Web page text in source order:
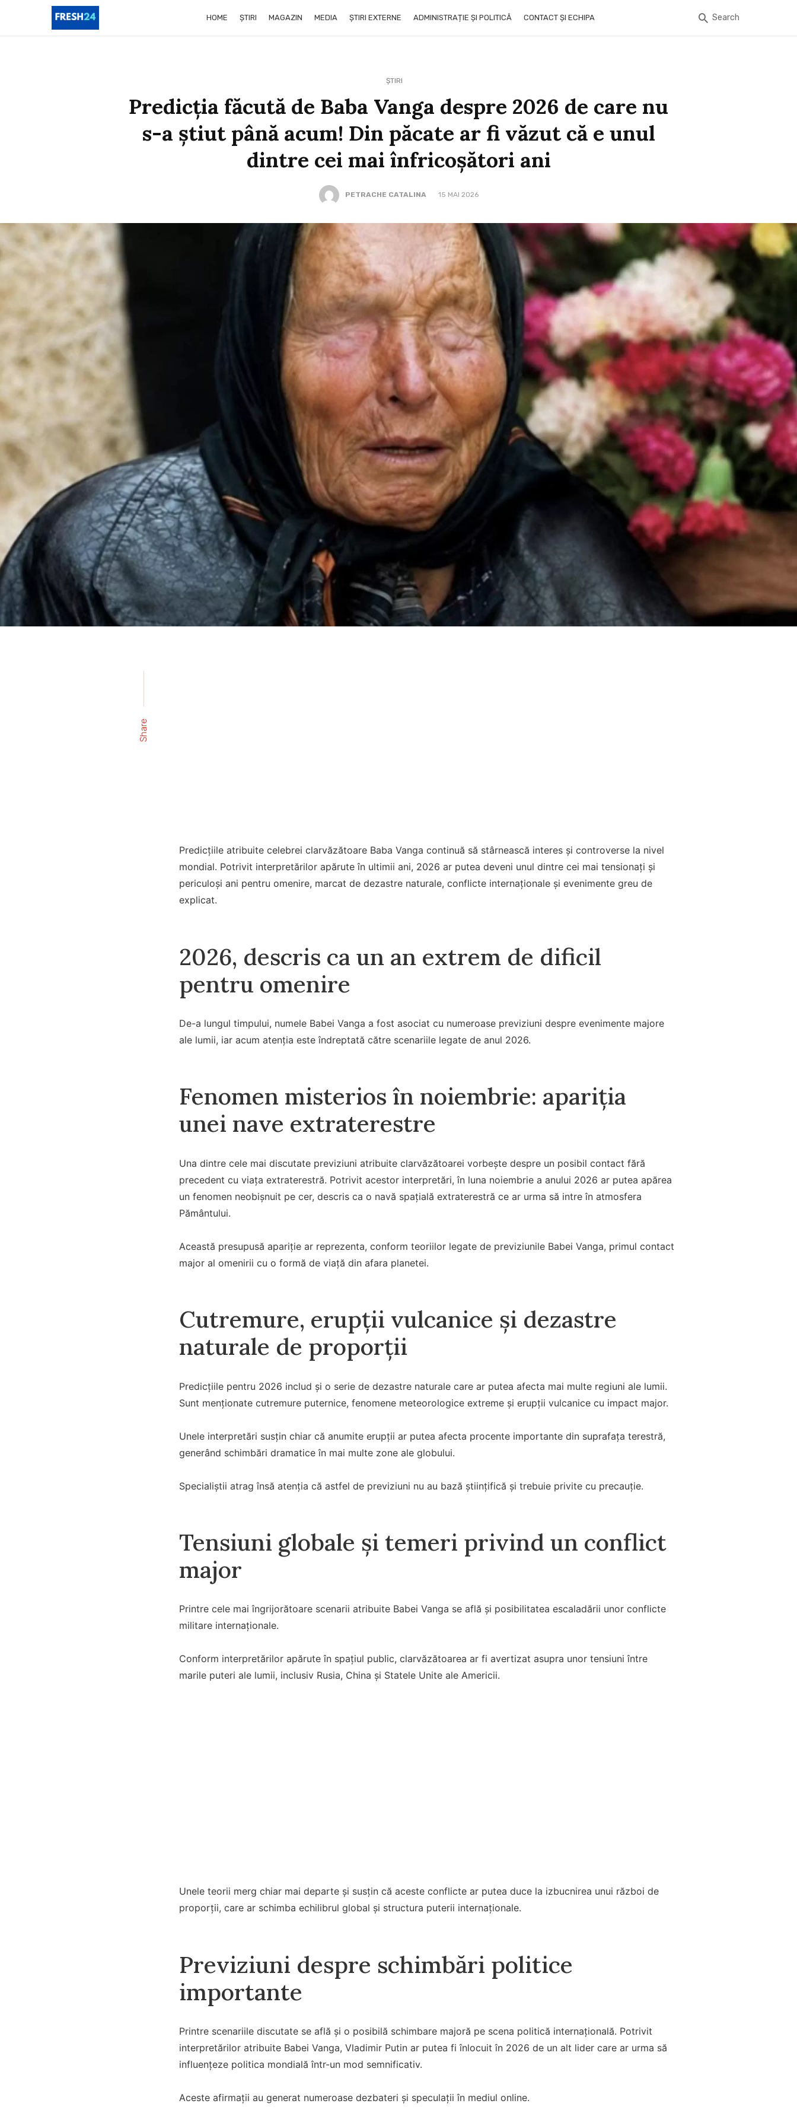
HOME ȘTIRI MAGAZIN MEDIA ȘTIRI EXTERNE ADMINISTRAȚIE ȘI POLITICĂ CONTACT ȘI ECHIPA Search
ȘTIRI
Predicția făcută de Baba Vanga despre 2026 de care nu
s-a știut până acum! Din păcate ar fi văzut că e unul
dintre cei mai înfricoșători ani
PETRACHE CATALINA 15 MAI 2026
Share
Predicțiile atribuite celebrei clarvăzătoare Baba Vanga continuă să stârnească interes și controverse la nivel
mondial. Potrivit interpretărilor apărute în ultimii ani, 2026 ar putea deveni unul dintre cei mai tensionați și
periculoși ani pentru omenire, marcat de dezastre naturale, conflicte internaționale și evenimente greu de
explicat.
2026, descris ca un an extrem de dificil
pentru omenire
De-a lungul timpului, numele Babei Vanga a fost asociat cu numeroase previziuni despre evenimente majore
ale lumii, iar acum atenția este îndreptată către scenariile legate de anul 2026.
Fenomen misterios în noiembrie: apariția
unei nave extraterestre
Una dintre cele mai discutate previziuni atribuite clarvăzătoarei vorbește despre un posibil contact fără
precedent cu viața extraterestră. Potrivit acestor interpretări, în luna noiembrie a anului 2026 ar putea apărea
un fenomen neobișnuit pe cer, descris ca o navă spațială extraterestră ce ar urma să intre în atmosfera
Pământului.
Această presupusă apariție ar reprezenta, conform teoriilor legate de previziunile Babei Vanga, primul contact
major al omenirii cu o formă de viață din afara planetei.
Cutremure, erupții vulcanice și dezastre
naturale de proporții
Predicțiile pentru 2026 includ și o serie de dezastre naturale care ar putea afecta mai multe regiuni ale lumii.
Sunt menționate cutremure puternice, fenomene meteorologice extreme și erupții vulcanice cu impact major.
Unele interpretări susțin chiar că anumite erupții ar putea afecta procente importante din suprafața terestră,
generând schimbări dramatice în mai multe zone ale globului.
Specialiștii atrag însă atenția că astfel de previziuni nu au bază științifică și trebuie privite cu precauție.
Tensiuni globale și temeri privind un conflict
major
Printre cele mai îngrijorătoare scenarii atribuite Babei Vanga se află și posibilitatea escaladării unor conflicte
militare internaționale.
Conform interpretărilor apărute în spațiul public, clarvăzătoarea ar fi avertizat asupra unor tensiuni între
marile puteri ale lumii, inclusiv Rusia, China și Statele Unite ale Americii.
Unele teorii merg chiar mai departe și susțin că aceste conflicte ar putea duce la izbucnirea unui război de
proporții, care ar schimba echilibrul global și structura puterii internaționale.
Previziuni despre schimbări politice
importante
Printre scenariile discutate se află și o posibilă schimbare majoră pe scena politică internațională. Potrivit
interpretărilor atribuite Babei Vanga, Vladimir Putin ar putea fi înlocuit în 2026 de un alt lider care ar urma să
influențeze politica mondială într-un mod semnificativ.
Aceste afirmații au generat numeroase dezbateri și speculații în mediul online.